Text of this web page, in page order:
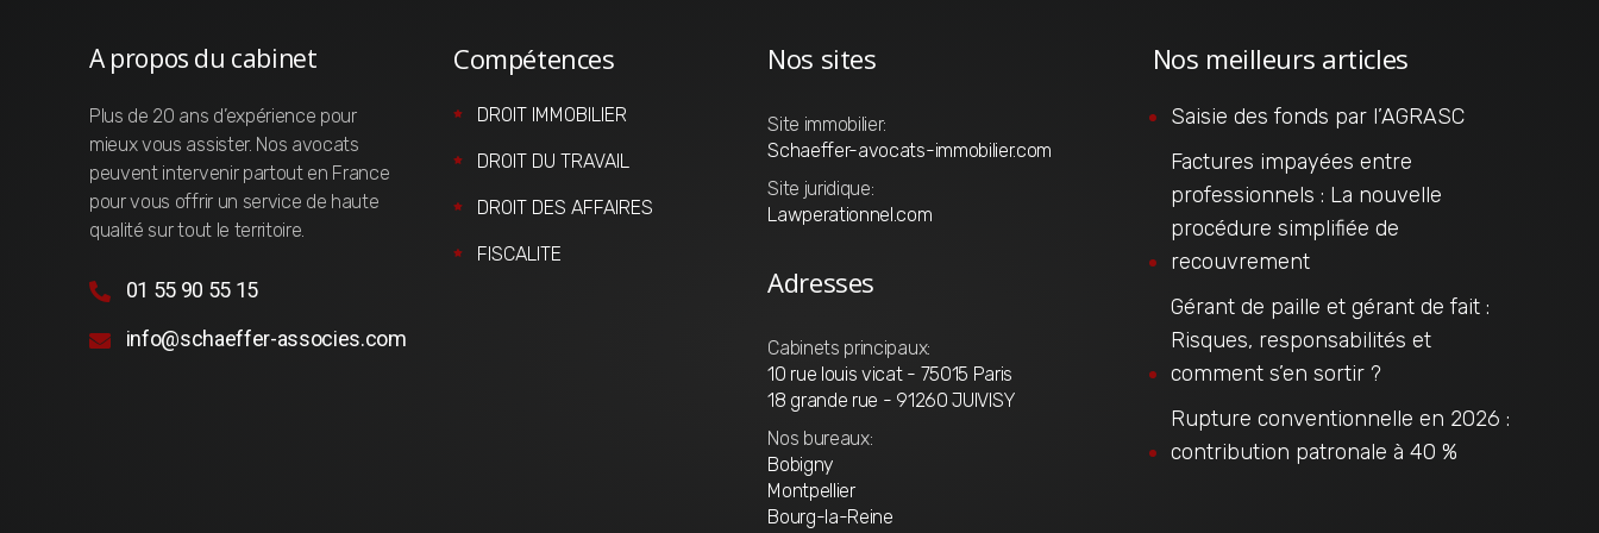
A propos du cabinet
Plus de 20 ans d’expérience pour
mieux vous assister. Nos avocats
peuvent intervenir partout en France
pour vous offrir un service de haute
qualité sur tout le territoire.
01 55 90 55 15
info@schaeffer-associes.com
Compétences
DROIT IMMOBILIER
DROIT DU TRAVAIL
DROIT DES AFFAIRES
FISCALITE
Nos sites
Site immobilier:
Schaeffer-avocats-immobilier.com
Site juridique:
Lawperationnel.com
Adresses
Cabinets principaux:
10 rue louis vicat - 75015 Paris
18 grande rue - 91260 JUIVISY
Nos bureaux:
Bobigny
Montpellier
Bourg-la-Reine
Nos meilleurs articles
Saisie des fonds par l’AGRASC
Factures impayées entre
professionnels : La nouvelle
procédure simplifiée de
recouvrement
Gérant de paille et gérant de fait :
Risques, responsabilités et
comment s’en sortir ?
Rupture conventionnelle en 2026 :
contribution patronale à 40 %